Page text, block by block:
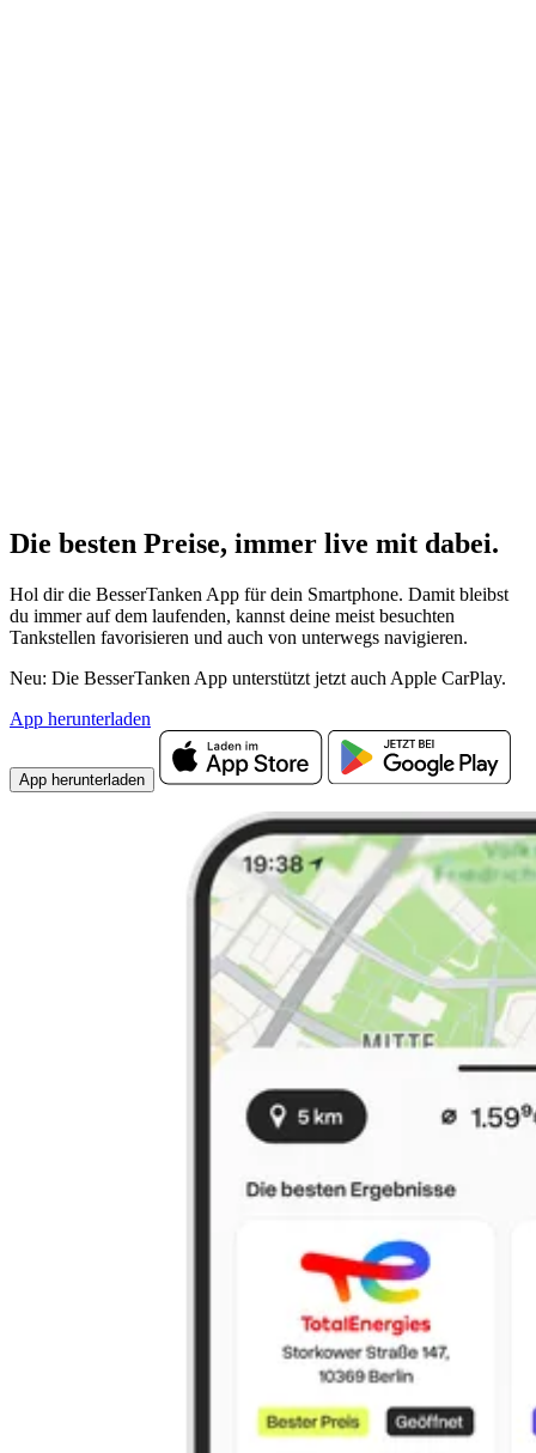
Die besten Preise, immer live mit dabei.
Hol dir die BesserTanken App für dein Smartphone. Damit bleibst
du immer auf dem laufenden, kannst deine meist besuchten
Tankstellen favorisieren und auch von unterwegs navigieren.
Neu: Die BesserTanken App unterstützt jetzt auch Apple CarPlay.
App herunterladen
App herunterladen